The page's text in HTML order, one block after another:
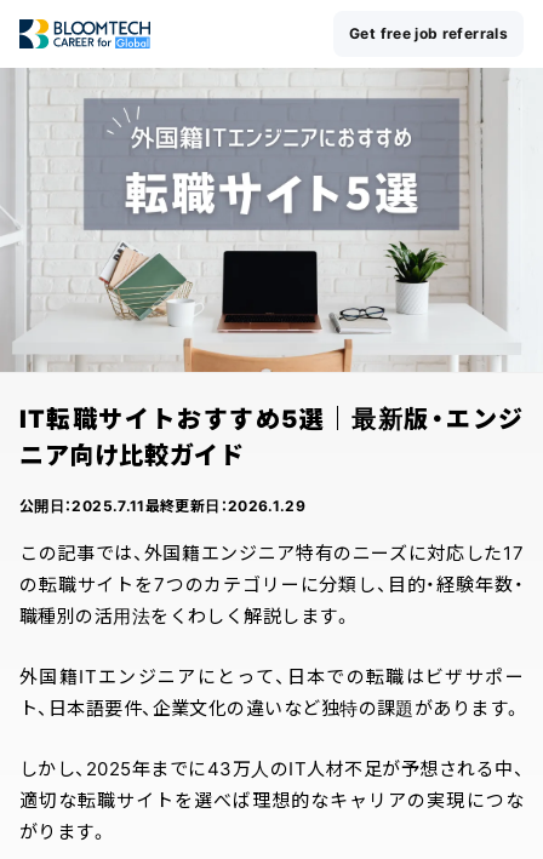
Get free job referrals
IT転職サイトおすすめ5選｜最新版・エンジ
ニア向け比較ガイド
公開日：2025.7.11最終更新日：2026.1.29
この記事では、外国籍エンジニア特有のニーズに対応した17
の転職サイトを7つのカテゴリーに分類し、目的・経験年数・
職種別の活用法をくわしく解説します。
外国籍ITエンジニアにとって、日本での転職はビザサポー
ト、日本語要件、企業文化の違いなど独特の課題があります。
しかし、2025年までに43万人のIT人材不足が予想される中、
適切な転職サイトを選べば理想的なキャリアの実現につな
がります。